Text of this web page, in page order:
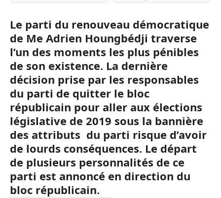
Le parti du renouveau démocratique
de Me Adrien Houngbédji traverse
l’un des moments les plus pénibles
de son existence. La dernière
décision prise par les responsables
du parti de quitter le bloc
républicain pour aller aux élections
législative de 2019 sous la bannière
des attributs du parti risque d’avoir
de lourds conséquences. Le départ
de plusieurs personnalités de ce
parti est annoncé en direction du
bloc républicain.